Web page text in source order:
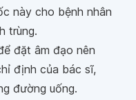
này cho bệnh nhân
trùng.
đặt âm đạo nên
định của bác sĩ,
đường uống.